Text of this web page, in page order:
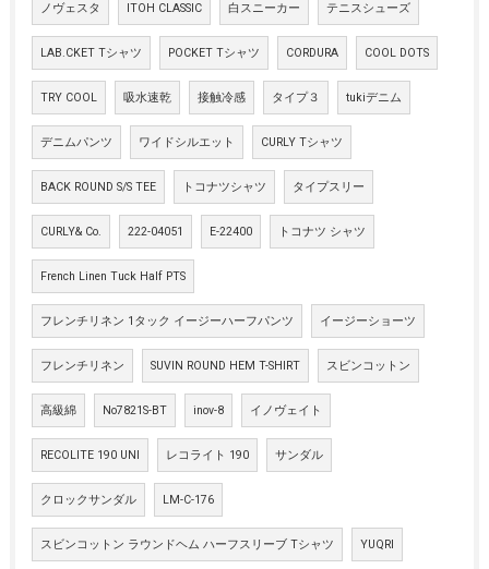
ノヴェスタ ITOH CLASSIC 白スニーカー テニスシューズ
LAB.CKET Tシャツ POCKET Tシャツ CORDURA COOL DOTS
TRY COOL 吸水速乾 接触冷感 タイプ３ tukiデニム
デニムパンツ ワイドシルエット CURLY Tシャツ
BACK ROUND S/S TEE トコナツシャツ タイプスリー
CURLY& Co. 222-04051 E-22400 トコナツ シャツ
French Linen Tuck Half PTS
フレンチリネン 1タック イージーハーフパンツ イージーショーツ
フレンチリネン SUVIN ROUND HEM T-SHIRT スビンコットン
高級綿 No7821S-BT inov-8 イノヴェイト
RECOLITE 190 UNI レコライト 190 サンダル
クロックサンダル LM-C-176
スビンコットン ラウンドヘム ハーフスリーブ Tシャツ YUQRI